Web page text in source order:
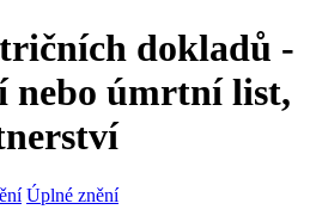
dokladů -
nebo úmrtní list,
Úplné znění